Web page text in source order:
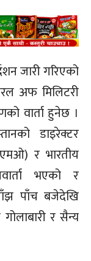
जारी गरिएको
अफ मिलिटरी
वार्ता हुनेछ ।
डाइरेक्टर
र भारतीय
भएको र
पाँच बजेदेखि
र सैन्य